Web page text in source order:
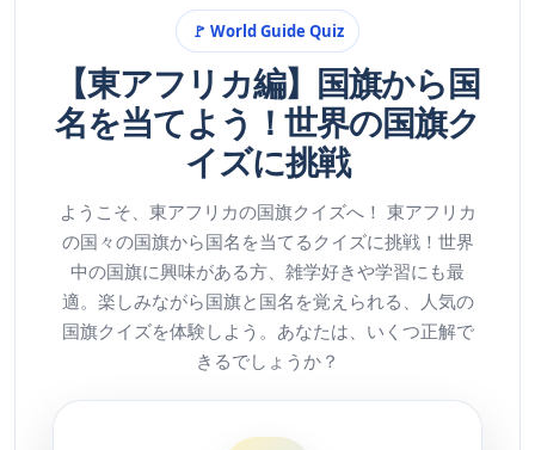
🚩 World Guide Quiz
【東アフリカ編】国旗から国
名を当てよう！世界の国旗ク
イズに挑戦
ようこそ、東アフリカの国旗クイズへ！ 東アフリカ
の国々の国旗から国名を当てるクイズに挑戦！世界
中の国旗に興味がある方、雑学好きや学習にも最
適。楽しみながら国旗と国名を覚えられる、人気の
国旗クイズを体験しよう。あなたは、いくつ正解で
きるでしょうか？